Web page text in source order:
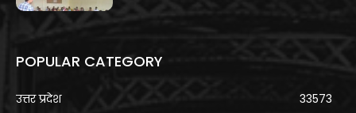
POPULAR CATEGORY
उत्तर प्रदेश
33573